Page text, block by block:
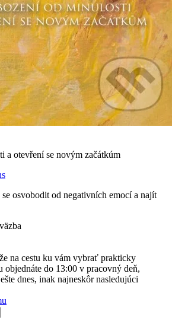
a otevření se novým začátkúm
osvobodit od negativních emocí a najít
na cestu ku vám vybrať prakticky
objednáte do 13:00 v pracovný deň,
dnes, inak najneskôr nasledujúci